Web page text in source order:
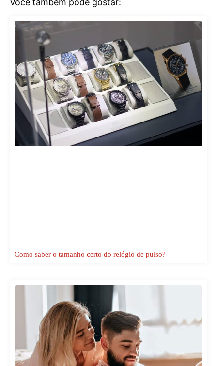
Você também pode gostar:
Como saber o tamanho certo do relógio de pulso?